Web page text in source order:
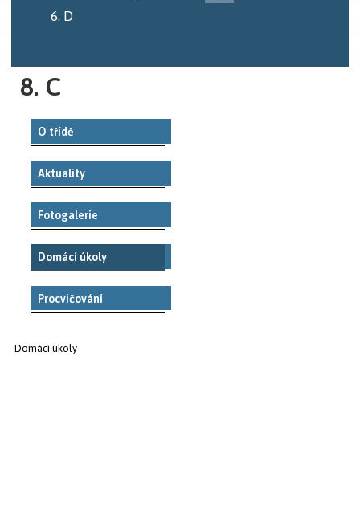
6. D
8. C
O třídě
Aktuality
Fotogalerie
Domácí úkoly
Procvičování
Domácí úkoly